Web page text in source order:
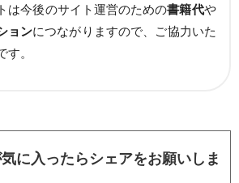
は今後のサイト運営のための書籍代や
ョンにつながりますので、ご協力いた
。
に入ったらシェアをお願いしま